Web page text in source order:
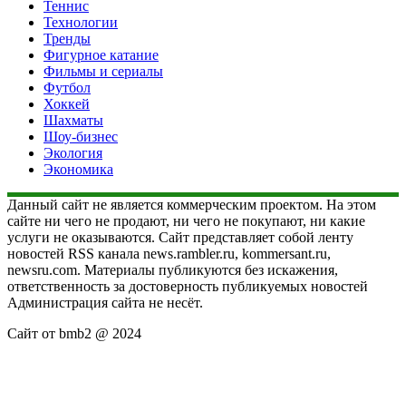
Теннис
Технологии
Тренды
Фигурное катание
Фильмы и сериалы
Футбол
Хоккей
Шахматы
Шоу-бизнес
Экология
Экономика
Данный сайт не является коммерческим проектом. На этом
сайте ни чего не продают, ни чего не покупают, ни какие
услуги не оказываются. Сайт представляет собой ленту
новостей RSS канала news.rambler.ru, kommersant.ru,
newsru.com. Материалы публикуются без искажения,
ответственность за достоверность публикуемых новостей
Администрация сайта не несёт.
Сайт от bmb2 @ 2024